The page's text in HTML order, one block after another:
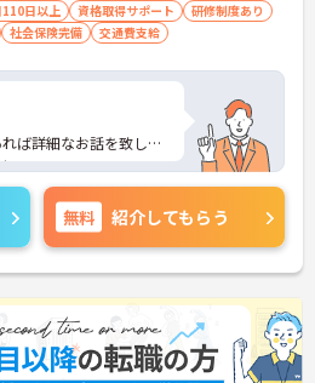
日以上 資格取得サポート
研修制度あり
社会保険完備 交通費支給
ば詳細なお話を致しま
。
無料 紹介してもらう